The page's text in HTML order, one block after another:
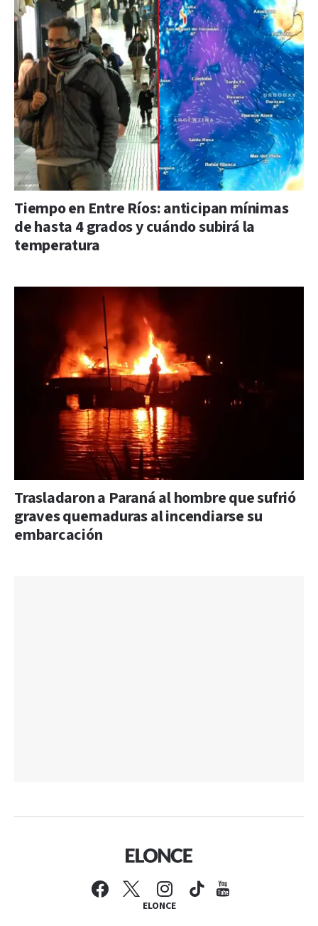
Tiempo en Entre Ríos: anticipan mínimas
de hasta 4 grados y cuándo subirá la
temperatura
Trasladaron a Paraná al hombre que sufrió
graves quemaduras al incendiarse su
embarcación
ELONCE